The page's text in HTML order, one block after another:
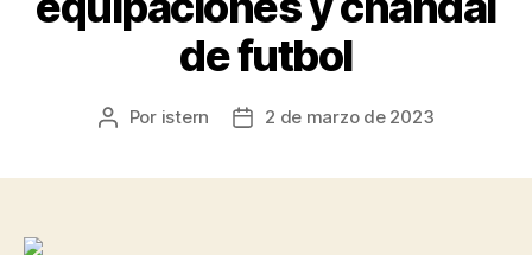
de futbol
Autor
Por istern
Fecha2 de marzo de 2023